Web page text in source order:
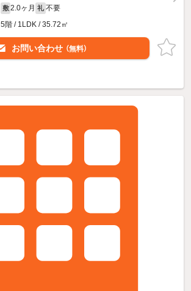
敷 2.0ヶ月 礼 不要
5階 / 1LDK / 35.72㎡
お問い合わせ （無料）